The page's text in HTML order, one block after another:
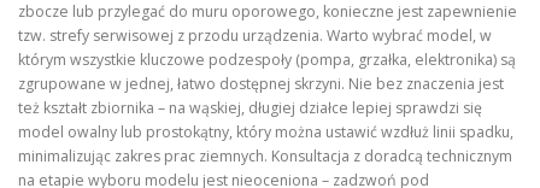
zbocze lub przylegać do muru oporowego, konieczne jest zapewnienie
tzw. strefy serwisowej z przodu urządzenia. Warto wybrać model, w
którym wszystkie kluczowe podzespoły (pompa, grzałka, elektronika) są
zgrupowane w jednej, łatwo dostępnej skrzyni. Nie bez znaczenia jest
też kształt zbiornika – na wąskiej, długiej działce lepiej sprawdzi się
model owalny lub prostokątny, który można ustawić wzdłuż linii spadku,
minimalizując zakres prac ziemnych. Konsultacja z doradcą technicznym
na etapie wyboru modelu jest nieoceniona – zadzwoń pod